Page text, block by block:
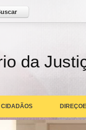
da
CIDADÃOS